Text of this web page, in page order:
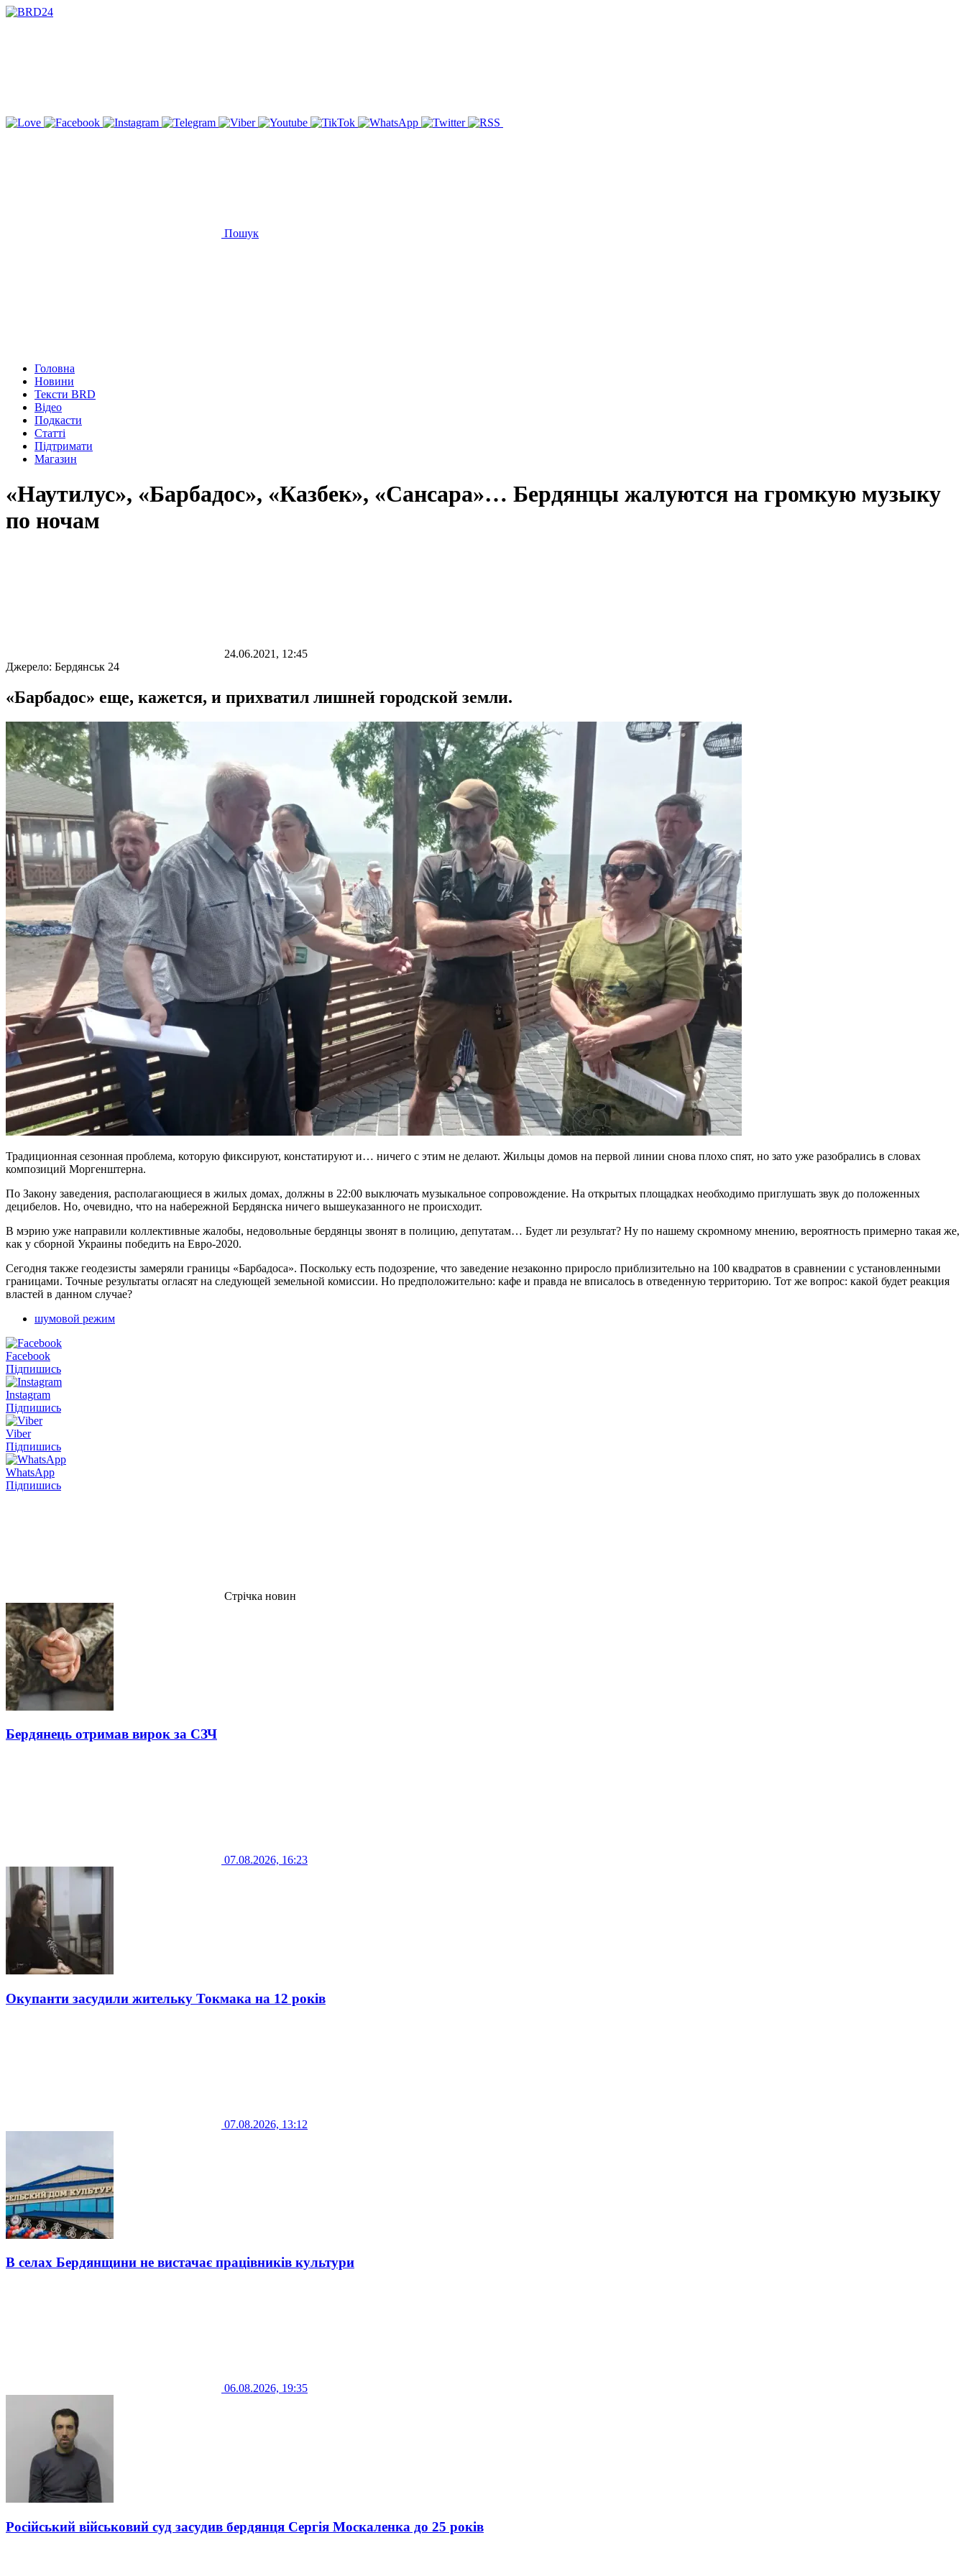
Пошук
Головна
Новини
Тексти BRD
Відео
Подкасти
Статті
Підтримати
Магазин
«Наутилус», «Барбадос», «Казбек», «Сансара»… Бердянцы жалуются на громкую музыку
по ночам
24.06.2021, 12:45
Джерело: Бердянськ 24
«Барбадос» еще, кажется, и прихватил лишней городской земли.
Традиционная сезонная проблема, которую фиксируют, констатируют и… ничего с этим не делают. Жильцы домов на первой линии снова плохо спят, но зато уже разобрались в словах
композиций Моргенштерна.
По Закону заведения, располагающиеся в жилых домах, должны в 22:00 выключать музыкальное сопровождение. На открытых площадках необходимо приглушать звук до положенных
децибелов. Но, очевидно, что на набережной Бердянска ничего вышеуказанного не происходит.
В мэрию уже направили коллективные жалобы, недовольные бердянцы звонят в полицию, депутатам… Будет ли результат? Ну по нашему скромному мнению, вероятность примерно такая же,
как у сборной Украины победить на Евро-2020.
Сегодня также геодезисты замеряли границы «Барбадоса». Поскольку есть подозрение, что заведение незаконно приросло приблизительно на 100 квадратов в сравнении с установленными
границами. Точные результаты огласят на следующей земельной комиссии. Но предположительно: кафе и правда не вписалось в отведенную территорию. Тот же вопрос: какой будет реакция
властей в данном случае?
шумовой режим
Facebook
Підпишись
Instagram
Підпишись
Viber
Підпишись
WhatsApp
Підпишись
Стрічка новин
Бердянець отримав вирок за СЗЧ
07.08.2026, 16:23
Окупанти засудили жительку Токмака на 12 років
07.08.2026, 13:12
В селах Бердянщини не вистачає працівників культури
06.08.2026, 19:35
Російський військовий суд засудив бердянця Сергія Москаленка до 25 років